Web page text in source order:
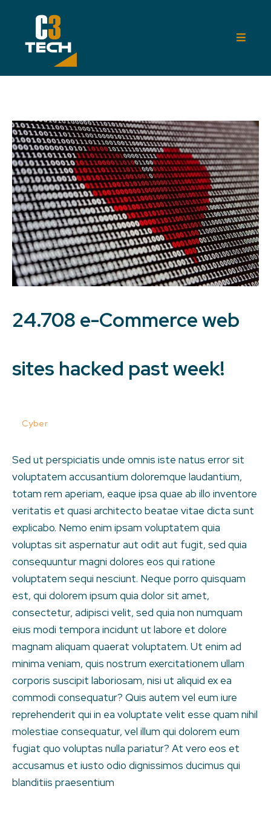
InCyber
24.708 e-Commerce web
sites hacked past week!
Sed ut perspiciatis unde omnis iste natus error sit
voluptatem accusantium doloremque laudantium,
totam rem aperiam, eaque ipsa quae ab illo inventore
veritatis et quasi architecto beatae vitae dicta sunt
explicabo. Nemo enim ipsam voluptatem quia
voluptas sit aspernatur aut odit aut fugit, sed quia
consequuntur magni dolores eos qui ratione
voluptatem sequi nesciunt. Neque porro quisquam
est, qui dolorem ipsum quia dolor sit amet,
consectetur, adipisci velit, sed quia non numquam
eius modi tempora incidunt ut labore et dolore
magnam aliquam quaerat voluptatem. Ut enim ad
minima veniam, quis nostrum exercitationem ullam
corporis suscipit laboriosam, nisi ut aliquid ex ea
commodi consequatur? Quis autem vel eum iure
reprehenderit qui in ea voluptate velit esse quam nihil
molestiae consequatur, vel illum qui dolorem eum
fugiat quo voluptas nulla pariatur? At vero eos et
accusamus et iusto odio dignissimos ducimus qui
blanditiis praesentium